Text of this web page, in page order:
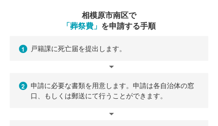
相模原市南区で
「葬祭費」 を申請する手順
1 戸籍課に死亡届を提出します。
2
申請に必要な書類を用意します。申請は各自治体の窓
口、もしくは郵送にて行うことができます。